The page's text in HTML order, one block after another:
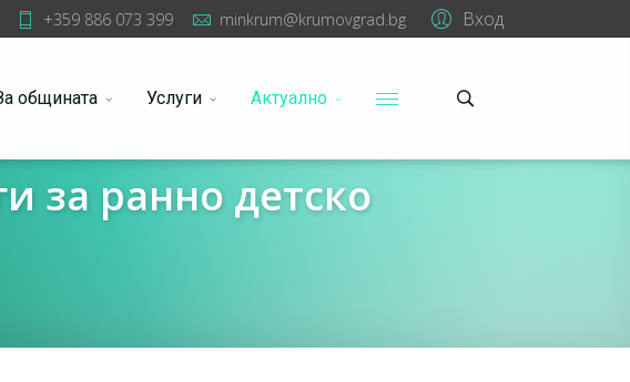
Вход
+359 886 073 399 minkrum@krumovgrad.bg
общината Услуги Актуално
за ранно детско